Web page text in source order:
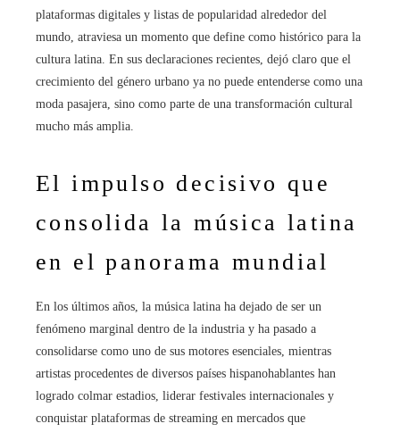
plataformas digitales y listas de popularidad alrededor del
mundo, atraviesa un momento que define como histórico para la
cultura latina. En sus declaraciones recientes, dejó claro que el
crecimiento del género urbano ya no puede entenderse como una
moda pasajera, sino como parte de una transformación cultural
mucho más amplia.
El impulso decisivo que
consolida la música latina
en el panorama mundial
En los últimos años, la música latina ha dejado de ser un
fenómeno marginal dentro de la industria y ha pasado a
consolidarse como uno de sus motores esenciales, mientras
artistas procedentes de diversos países hispanohablantes han
logrado colmar estadios, liderar festivales internacionales y
conquistar plataformas de streaming en mercados que